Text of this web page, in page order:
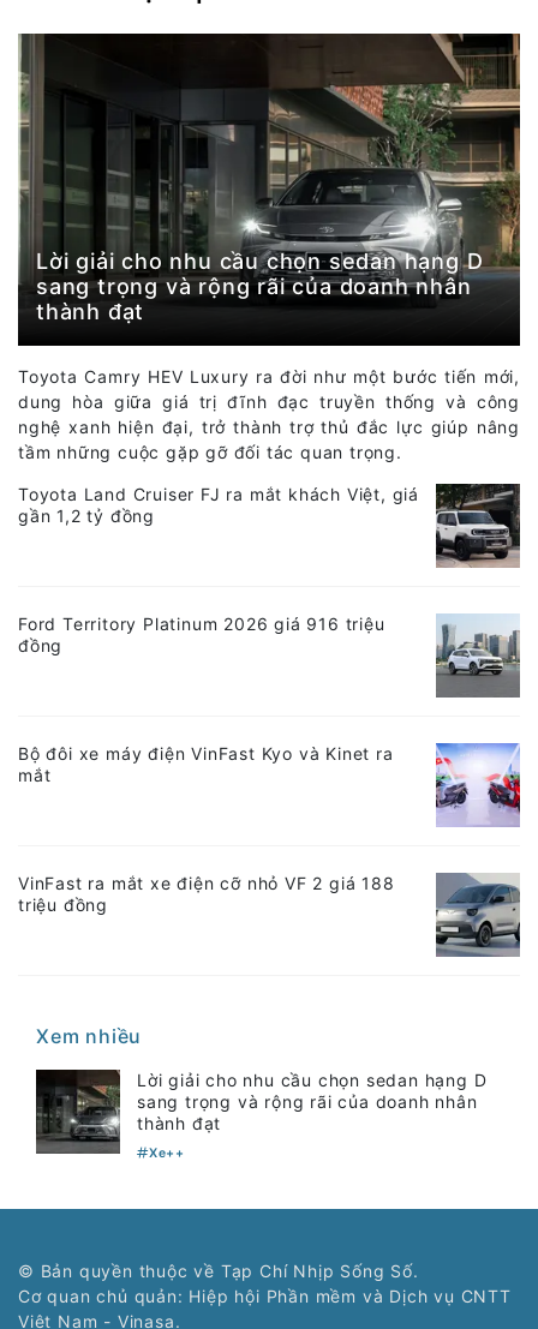
Lời giải cho nhu cầu chọn sedan hạng D
sang trọng và rộng rãi của doanh nhân
thành đạt
Toyota Camry HEV Luxury ra đời như một bước tiến mới,
dung hòa giữa giá trị đĩnh đạc truyền thống và công
nghệ xanh hiện đại, trở thành trợ thủ đắc lực giúp nâng
tầm những cuộc gặp gỡ đối tác quan trọng.
Toyota Land Cruiser FJ ra mắt khách Việt, giá
gần 1,2 tỷ đồng
Ford Territory Platinum 2026 giá 916 triệu
đồng
Bộ đôi xe máy điện VinFast Kyo và Kinet ra
mắt
VinFast ra mắt xe điện cỡ nhỏ VF 2 giá 188
triệu đồng
Xem nhiều
Lời giải cho nhu cầu chọn sedan hạng D
sang trọng và rộng rãi của doanh nhân
thành đạt
Xe++
© Bản quyền thuộc về Tạp Chí Nhịp Sống Số.
Cơ quan chủ quản: Hiệp hội Phần mềm và Dịch vụ CNTT
Việt Nam - Vinasa.